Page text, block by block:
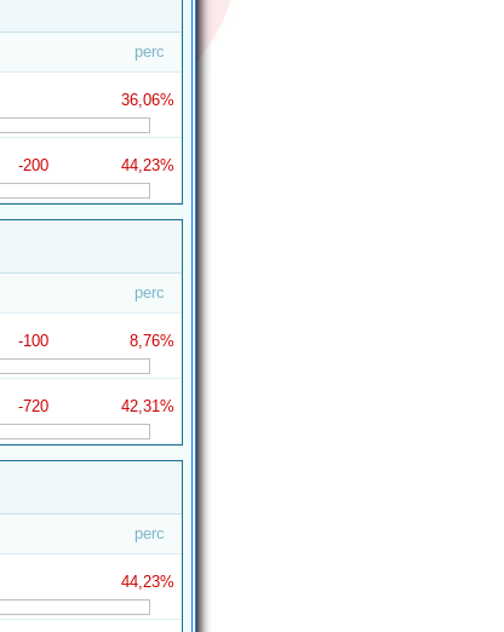
perc
36,06%
-200 44,23%
perc
-100 8,76%
-720 42,31%
perc
44,23%